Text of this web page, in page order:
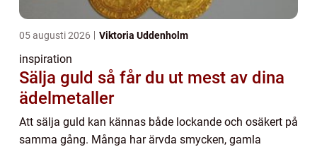
05 augusti 2026 Viktoria Uddenholm
inspiration
Sälja guld så får du ut mest av dina
ädelmetaller
Att sälja guld kan kännas både lockande och osäkert på
samma gång. Många har ärvda smycken, gamla